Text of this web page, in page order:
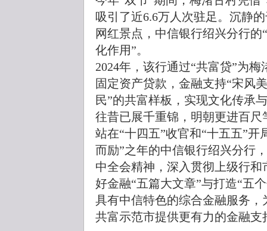
吸引了近6.6万人次驻足。沉静
网红景点，中信银行绍兴分行
化作用”。
2024年，该行通过“共富贷”为
固定资产贷款，金融支持“宋风
民”的共富样板，实现文化传承
往昔已展千重锦，明朝更进百尺
站在“十四五”收官和“十五五”
而励”之年的中信银行绍兴分行
中全会精神，深入贯彻上级行
好金融“五篇大文章”与打造“五
具有中信特色的综合金融服务
共富示范市提供更有力的金融支